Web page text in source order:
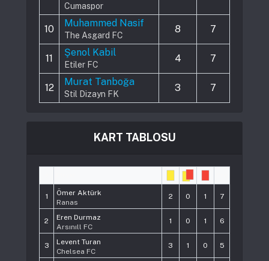
Cumaspor
10
Muhammed Nasif
The Asgard FC
8 7
11
Şenol Kabil
Etiler FC
4 7
12
Murat Tanboğa
Stil Dizayn FK
3 7
KART TABLOSU
1
Ömer Aktürk
Ranas
2 0 1 7
2
Eren Durmaz
Arsınıll FC
1 0 1 6
3
Levent Turan
Chelsea FC
3 1 0 5